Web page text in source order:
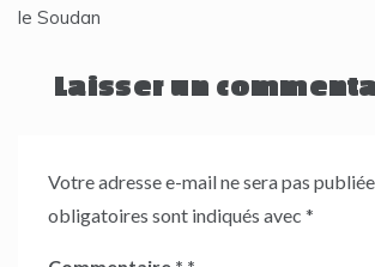
le Soudan
Laisser un
Votre adresse e-mail ne sera pas publiée.
obligatoires sont indiqués avec *